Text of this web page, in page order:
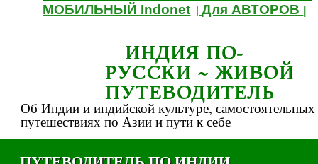
МОБИЛЬНЫЙ Indonet |Для АВТОРОВ
ИНДИЯ ПО-
РУССКИ ~ ЖИВОЙ
ПУТЕВОДИТЕЛЬ
Об Индии и индийской культуре, самостоятельных
путешествиях по Азии и пути к себе